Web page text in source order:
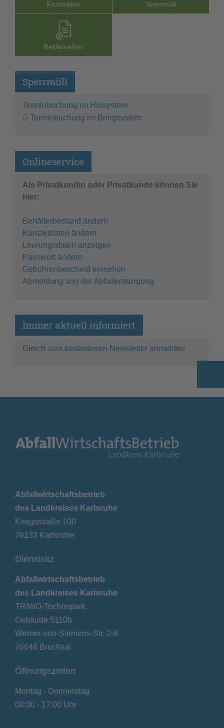
Formu­lare Sperr­müll
Reklamation
Sperrmüll
Terminbuchung im Holsystem
Terminbuchung im Bringsystem
Onlineservice
Als Privatkundin oder Privatkunde können Sie
hier:
Behälterbestand ändern
Kontaktdaten ändern
Leerungsdaten anzeigen
Passwort ändern
Gebührenbescheid einsehen
Abmeldung von der Abfallentsorgung
Immer aktuell informiert
Gleich zum kostenlosen Newsletter anmelden
Abfallwirtschaftsbetrieb
des Landkreises Karlsruhe
Kriegsstraße 100
76133 Karlsruhe
Dienstsitz
Abfallwirtschaftsbetrieb
des Landkreises Karlsruhe
TRIWO-Technopark
Gebäude 5110b
Werner-von-Siemens-Str. 2-6
76646 Bruchsal
Öffnungszeiten
Montag - Donnerstag
08:00 - 17:00 Uhr